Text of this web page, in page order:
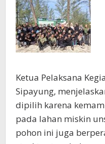
Ketua Pelaksana
Sipayung,
dipilih karena
pada lahan miskin
pohon ini juga